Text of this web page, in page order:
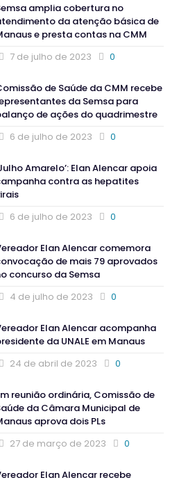
amplia cobertura no
da atenção básica de
e presta contas na CMM
7 de julho de 2023
0
de Saúde da CMM recebe
da Semsa para
de ações do quadrimestre
6 de julho de 2023
0
Amarelo’: Elan Alencar apoia
contra as hepatites
6 de julho de 2023
0
Elan Alencar comemora
de mais 79 aprovados
concurso da Semsa
4 de julho de 2023
0
Elan Alencar acompanha
da UNALE em Manaus
24 de abril de 2023
0
reunião ordinária, Comissão de
da Câmara Municipal de
aprova dois PLs
27 de março de 2023
0
Elan Alencar recebe